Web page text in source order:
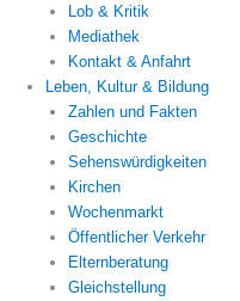
Lob & Kritik
Mediathek
Kontakt & Anfahrt
Leben, Kultur & Bildung
Zahlen und Fakten
Geschichte
Sehenswürdigkeiten
Kirchen
Wochenmarkt
Öffentlicher Verkehr
Elternberatung
Gleichstellung